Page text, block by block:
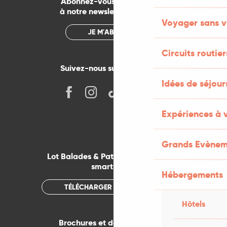
Voyager sans
Circuits
Idées de
Expériences à
Grands
Hébergements
Hôtels
à notre newsletter mensuelle
JE M'ABONNE
Suivez-nous sur les réseaux !
Lot Balades & Patrimoines sur votre
smartphone
TÉLÉCHARGER L'APPLICATION
Brochures et documentations